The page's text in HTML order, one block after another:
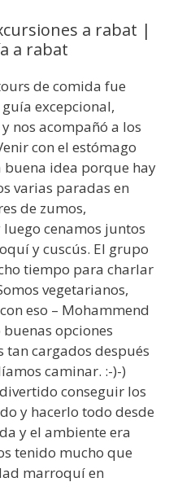
a rabat |
a rabat
de comida fue
excepcional,
nos acompañó a los
con el estómago
buena idea porque hay
varias paradas en
de zumos,
cenamos juntos
y cuscús. El grupo
tiempo para charlar
vegetarianos,
eso – Mohammend
opciones
tan cargados después
caminar. :-)-)
conseguir los
y hacerlo todo desde
y el ambiente era
tenido mucho que
marroquí en